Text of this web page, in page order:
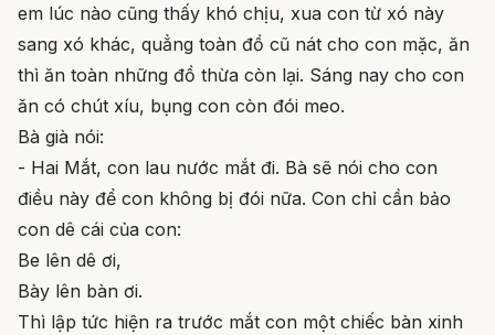
em lúc nào cũng thấy khó chịu, xua con từ xó này
sang xó khác, quẳng toàn đồ cũ nát cho con mặc, ăn
thì ăn toàn những đồ thừa còn lại. Sáng nay cho con
ăn có chút xíu, bụng con còn đói meo.
Bà già nói:
- Hai Mắt, con lau nước mắt đi. Bà sẽ nói cho con
điều này để con không bị đói nữa. Con chỉ cần bảo
con dê cái của con:
Be lên dê ơi,
Bày lên bàn ơi.
Thì lập tức hiện ra trước mắt con một chiếc bàn xinh